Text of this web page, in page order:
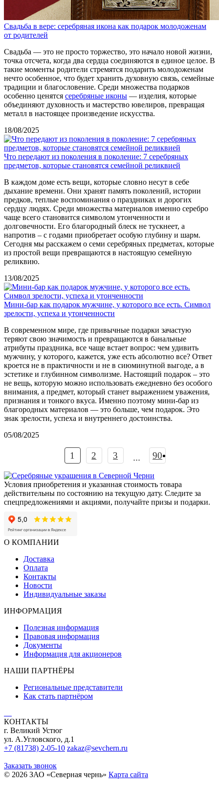
Свадьба в вере: серебряная икона как подарок молодоженам
от родителей
Свадьба — это не просто торжество, это начало новой жизни,
точка отсчета, когда два сердца соединяются в единое целое. В
такие моменты родители стремятся подарить молодоженам
нечто особенное, что будет хранить духовную связь, семейные
традиции и благословение. Среди множества подарков
особенно ценятся серебряные иконы — изделия, которые
объединяют духовность и мастерство ювелиров, превращая
металл в настоящее произведение искусства.
18/08/2025
Что передают из поколения в поколение: 7 серебряных
предметов, которые становятся семейной реликвией
В каждом доме есть вещи, которые словно несут в себе
дыхание времени. Они хранят память поколений, истории
предков, теплые воспоминания о праздниках и дорогих
сердцу людях. Среди множества материалов именно серебро
чаще всего становится символом утонченности и
долговечности. Его благородный блеск не тускнеет, а
напротив – с годами приобретает особую глубину и шарм.
Сегодня мы расскажем о семи серебряных предметах, которые
из простой вещи превращаются в настоящую семейную
реликвию.
13/08/2025
Мини-бар как подарок мужчине, у которого все есть. Символ
зрелости, успеха и утонченности
В современном мире, где привычные подарки зачастую
теряют свою значимость и превращаются в банальные
атрибуты праздника, все чаще встает вопрос: чем удивить
мужчину, у которого, кажется, уже есть абсолютно все? Ответ
кроется не в практичности и не в сиюминутной выгоде, а в
эстетике и глубинном символизме. Настоящий подарок – это
не вещь, которую можно использовать ежедневно без особого
внимания, а предмет, который станет выражением уважения,
признания и тонкого вкуса. Именно поэтому мини-бар из
благородных материалов — это больше, чем подарок. Это
знак зрелости, успеха и внутреннего достоинства.
05/08/2025
1 2 3 ... 90
Условия приобретения и указанная стоимость товара
действительны по состоянию на текущую дату. Следите за
спецпредложениями и акциями, получайте призы и подарки.
О КОМПАНИИ
Доставка
Оплата
Контакты
Новости
Индивидуальные заказы
ИНФОРМАЦИЯ
Полезная информация
Правовая информация
Документы
Информация для акционеров
НАШИ ПАРТНЁРЫ
Региональные представители
Как стать партнёром
КОНТАКТЫ
г. Великий Устюг
ул. А.Угловского, д.1
+7 (81738) 2-05-10 zakaz@sevchern.ru
Заказать звонок
© 2026 ЗАО «Северная чернь» Карта сайта